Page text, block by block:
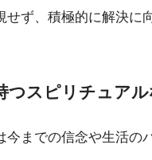
せず、積極的に解決に
つスピリチュアル
今までの信念や生活の